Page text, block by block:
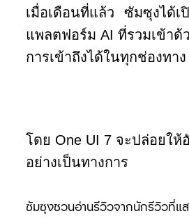
เมื่อเดือนที่แล้ว ซัมซุงได้เ
แพลตฟอร์ม AI ที่รวมเข้าด้
การเข้าถึงได้ในทุกช่องทาง
โดย One UI 7 จะปล่อยให้
อย่างเป็นทางการ
ซัมซุงชวนอ่านรีวิวจากนักรีวิวที่แ